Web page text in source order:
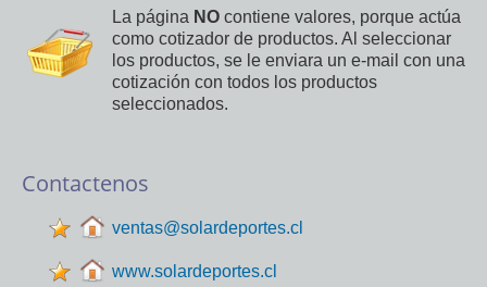
La página NO contiene valores, porque actúa
como cotizador de productos. Al seleccionar
los productos, se le enviara un e-mail con una
cotización con todos los productos
seleccionados.
Contactenos
ventas@solardeportes.cl
www.solardeportes.cl